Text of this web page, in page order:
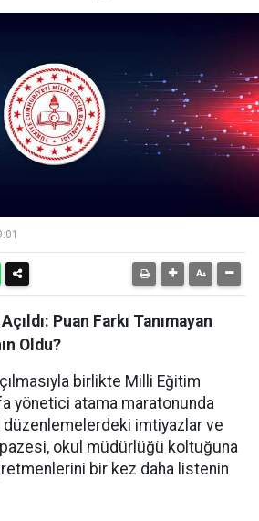
Puan Farkı Tanımayan
Oldu?
birlikte Milli Eğitim
yönetici atama maratonunda
düzenlemelerdeki imtiyazlar ve
okul müdürlüğü koltuğuna
bir kez daha listenin